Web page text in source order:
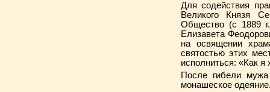
Для содействия
Великого Князя
Общество (с 1889
Елизавета
на освящении
святостью этих
исполниться: «Как
После гибели мужа
монашеское